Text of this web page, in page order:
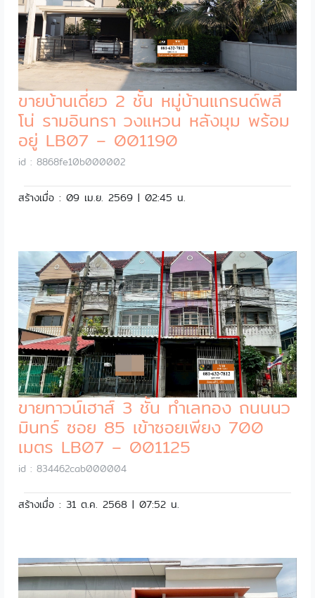
ขายบ้านเดี่ยว 2 ชั้น หมู่บ้านแกรนด์พลี
โน่ รามอินทรา วงแหวน หลังมุม พร้อม
อยู่ LB07 – 001190
id : 8868fe10b000002
สร้างเมื่อ : 09 เม.ย. 2569 | 02:45 น.
ขายทาวน์เฮาส์ 3 ชั้น ทำเลทอง ถนนนว
มินทร์ ซอย 85 เข้าซอยเพียง 700
เมตร LB07 – 001125
id : 834462cab000004
สร้างเมื่อ : 31 ต.ค. 2568 | 07:52 น.